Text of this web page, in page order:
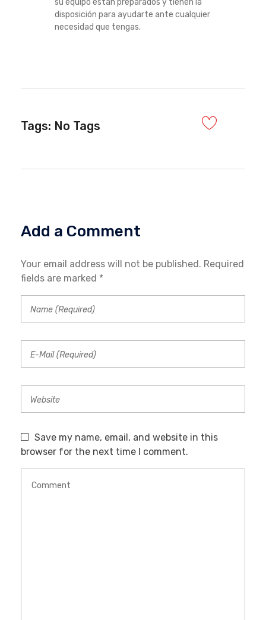
disposición para ayudarte ante cualquier
necesidad que tengas.
Tags: No Tags
Add a Comment
Your email address will not be published. Required
fields are marked *
Save my name, email, and website in this
browser for the next time I comment.